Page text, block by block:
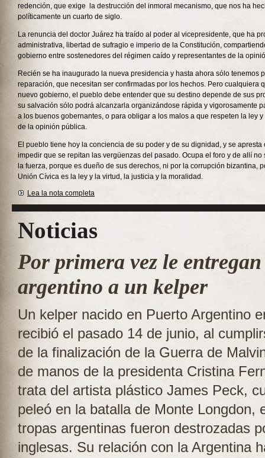
redención, que exige la destrucción del inmoral mecanismo, que nos ha
políticamente un cuarto de siglo.
La renuncia del doctor Juárez ha traído al poder al vicepresidente, que ha
administrativa, libertad de sufragio e imperio de la Constitución,
gobierno entre sostenedores del régimen caído y representantes de la
Recién se ha inaugurado la nueva presidencia y hasta ahora sólo tenemos
reparación, que necesitan ser confirmadas por los hechos. Pero cualquiera
nuevo gobierno, el pueblo debe entender que su destino depende de sus
su salvación sólo podrá alcanzarla organizándose rápida y vigorosamente
a los buenos gobernantes, o para obligar a los malos a que respeten la ley
de la opinión pública.
El pueblo tiene hoy la conciencia de su poder y de su dignidad, y se
impedir que se repitan las vergüenzas del pasado. Ocupa el foro y de allí
la fuerza, porque es dueño de sus derechos, ni por la corrupción bizantina,
Unión Cívica es la ley y la virtud, la justicia y la moralidad.
Lea la nota completa
Noticias
Por primera vez le
argentino a un kelper
Un kelper nacido en Puerto Argentino
recibió el pasado 14 de junio, al
de la finalización de la Guerra de
de manos de la presidenta Cristina
trata del artista plástico James Peck,
peleó en la batalla de Monte Longdon,
tropas argentinas fueron destrozadas
inglesas. Su relación con la Argentina